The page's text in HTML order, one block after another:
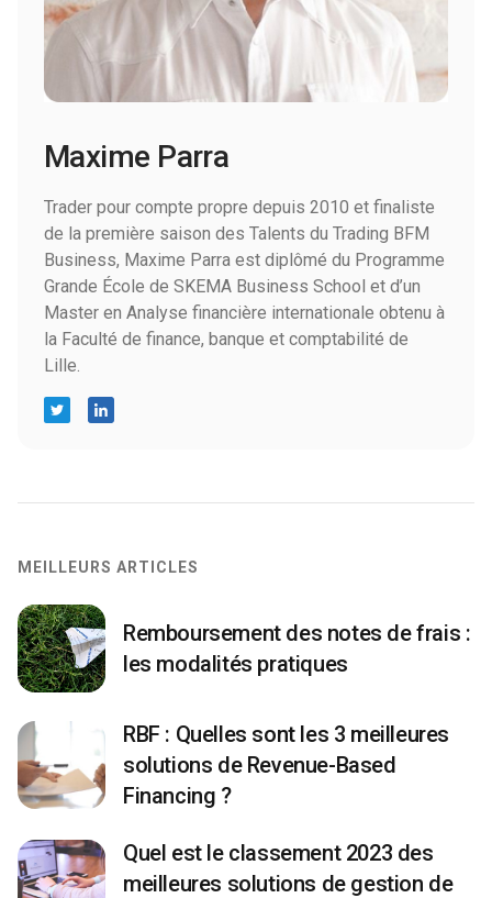
Maxime Parra
Trader pour compte propre depuis 2010 et finaliste
de la première saison des Talents du Trading BFM
Business, Maxime Parra est diplômé du Programme
Grande École de SKEMA Business School et d’un
Master en Analyse financière internationale obtenu à
la Faculté de finance, banque et comptabilité de
Lille.
MEILLEURS ARTICLES
Remboursement des notes de frais :
les modalités pratiques
RBF : Quelles sont les 3 meilleures
solutions de Revenue-Based
Financing ?
Quel est le classement 2023 des
meilleures solutions de gestion de